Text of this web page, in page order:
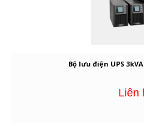
Bộ lưu điện UPS
Liên